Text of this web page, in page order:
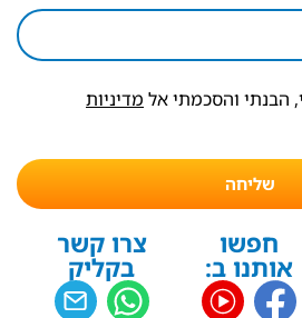
הבנתי והסכמתי אל מדיניות
שליחה
חפשו
אותנו ב:
צרו קשר
בקליק